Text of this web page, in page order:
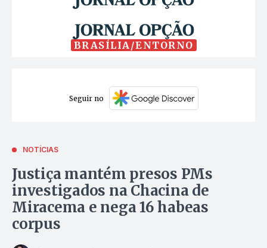
BRASÍLIA/ENTORNO
Seguir no
NOTÍCIAS
Justiça mantém presos PMs
investigados na Chacina de
Miracema e nega 16 habeas
corpus